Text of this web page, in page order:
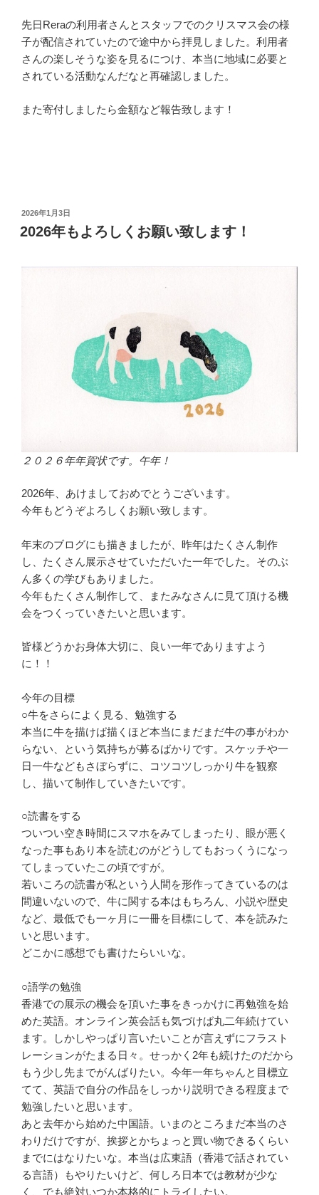
先日Reraの利用者さんとスタッフでのクリスマス会の様
子が配信されていたので途中から拝見しました。利用者
さんの楽しそうな姿を見るにつけ、本当に地域に必要と
されている活動なんだなと再確認しました。
また寄付しましたら金額など報告致します！
投
稿
日:
2026年1月3日
2026年もよろしくお願い致します！
２０２６年年賀状です。午年！
2026年、あけましておめでとうございます。
今年もどうぞよろしくお願い致します。
年末のブログにも描きましたが、昨年はたくさん制作
し、たくさん展示させていただいた一年でした。そのぶ
ん多くの学びもありました。
今年もたくさん制作して、またみなさんに見て頂ける機
会をつくっていきたいと思います。
皆様どうかお身体大切に、良い一年でありますよう
に！！
今年の目標
○牛をさらによく見る、勉強する
本当に牛を描けば描くほど本当にまだまだ牛の事がわか
らない、という気持ちが募るばかりです。スケッチや一
日一牛などもさぼらずに、コツコツしっかり牛を観察
し、描いて制作していきたいです。
○読書をする
ついつい空き時間にスマホをみてしまったり、眼が悪く
なった事もあり本を読むのがどうしてもおっくうになっ
てしまっていたこの頃ですが。
若いころの読書が私という人間を形作ってきているのは
間違いないので、牛に関する本はもちろん、小説や歴史
など、最低でも一ヶ月に一冊を目標にして、本を読みた
いと思います。
どこかに感想でも書けたらいいな。
○語学の勉強
香港での展示の機会を頂いた事をきっかけに再勉強を始
めた英語。オンライン英会話も気づけば丸二年続けてい
ます。しかしやっぱり言いたいことが言えずにフラスト
レーションがたまる日々。せっかく2年も続けたのだから
もう少し先までがんばりたい。今年一年ちゃんと目標立
てて、英語で自分の作品をしっかり説明できる程度まで
勉強したいと思います。
あと去年から始めた中国語。いまのところまだ本当のさ
わりだけですが、挨拶とかちょっと買い物できるくらい
までにはなりたいな。本当は広東語（香港で話されてい
る言語）もやりたいけど、何しろ日本では教材が少な
く、でも絶対いつか本格的にトライしたい。